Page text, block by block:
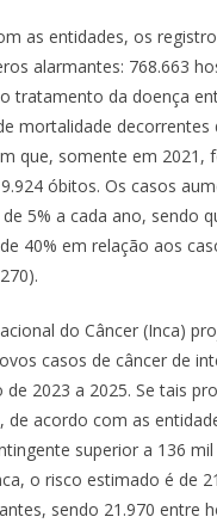
as entidades, os
alarmantes: 768.663
tratamento da doença
mortalidade decorrentes
que, somente em 2021,
óbitos. Os casos
5% a cada ano, sendo
40% em relação aos
do Câncer (Inca)
casos de câncer de
2023 a 2025. Se tais
de acordo com as
superior a 136
o risco estimado é de
sendo 21.970 entre